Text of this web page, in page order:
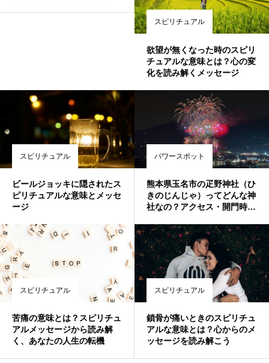
スピリチュアル
欲望が無くなった時のスピリ
チュアルな意味とは？心の変
化を読み解くメッセージ
スピリチュアル
ビールジョッキに隠されたス
ピリチュアルな意味とメッセ
ージ
パワースポット
熊本県玉名市の疋野神社（ひ
きのじんじゃ）ってどんな神
社なの？アクセス・開門時
印・御神水などを徹底解説！
スピリチュアル
苦痛の意味とは？スピリチュ
アルメッセージから読み解
く、あなたの人生の転機
スピリチュアル
鎖骨が痛いときのスピリチュ
アルな意味とは？心からのメ
ッセージを読み解こう